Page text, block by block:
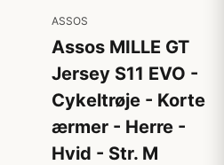
ASSOS
Assos MILLE GT
Jersey S11 EVO -
Cykeltrøje - Korte
ærmer - Herre -
Hvid - Str. M